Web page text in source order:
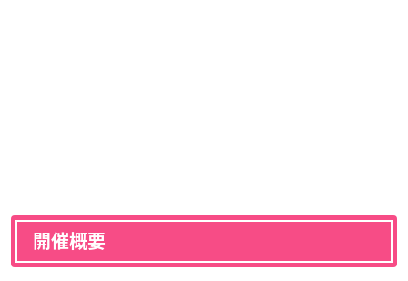
開催概要